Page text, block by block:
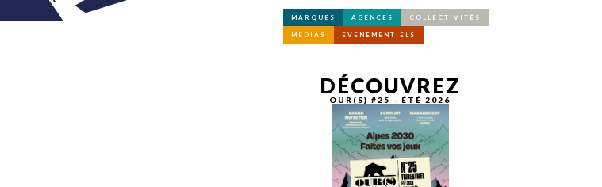
MARQUES AGENCES COLLECTIVITÉS
MÉDIAS ÉVÉNEMENTIELS
DÉCOUVREZ
OUR(S) #25 - ÉTÉ 2026